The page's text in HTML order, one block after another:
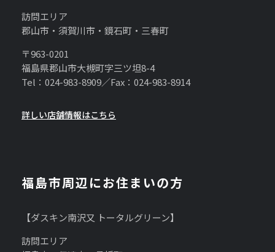
訪問エリア
郡山市・須賀川市・鏡石町・三春町
〒963-0201
福島県郡山市大槻町字三ツ坦8-4
Tel：024-983-8909／Fax：024-983-8914
詳しい店舗情報はこちら
福島市周辺にお住まいの方
【ダスキン南沢又 トータルグリーン】
訪問エリア